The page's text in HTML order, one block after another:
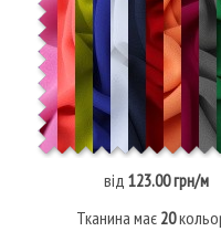
від123.00 грн/м
Тканина має 20